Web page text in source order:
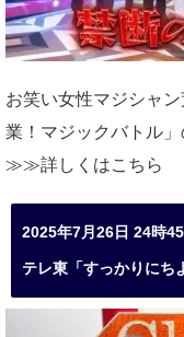
お笑い女性マジシャン
業！マジックバトル
≫≫詳しくはこちら
2025年7月26日 24時
テレ東「すっかりにち